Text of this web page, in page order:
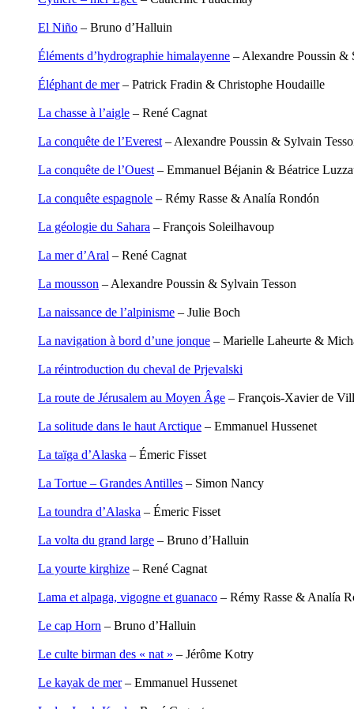
Carbonnaux Stéphan
Carrau Noak
Chérel Guillaume
Chapuis Éric
Chastel Marie
Chenot Philippe
Clémenceau Adrien
Conesa Gabriel
Cotta Jean-Marc
Crane Adrian
Croiziers de Lacvivier Aurélie
Debove Florence
Dedet Christian
Delaunay Matthieu
Delloye Bernard
Descave Nicolas
Desprez Léopoldine
Dubois-Tartacap Nicole
Dugast Stéphane
Edwards Richard
Fisset Émeric
FitzGerald Edward
Foucard Marie
Fraisse Thomas
Fuligni Bruno
Paris
Pays dogon
Pèlerin d�€�Orient
Périple de Sao� Mai
Roues libres
Route de la soie
Route des Amériques
Sahara
Siberut
Sinaï
Spitzberg
Ténéré
Terre Adélie
Terre d�€�Ellesmere
Transsibérien
Yukon
El Niño – Bruno d’Halluin
Éléments d’hydrographie himalayenne – Alexandre Poussin &
Éléphant de mer– Patrick Fradin & Christophe Houdaille
La chasse à l’aigle – René Cagnat
La conquête de l’Everest – Alexandre Poussin & Sylvain
La conquête de l’Ouest – Emmanuel Béjanin & Béatrice
La conquête espagnole – Rémy Rasse & Analía Rondón
La géologie du Sahara – François Soleilhavoup
La mer d’Aral – René Cagnat
La mousson – Alexandre Poussin & Sylvain Tesson
La naissance de l’alpinisme – Julie Boch
La navigation à bord d’une jonque – Marielle Laheurte &
La réintroduction du cheval de Prjevalski
La route de Jérusalem au Moyen Âge – François-Xavier de
La solitude dans le haut Arctique – Emmanuel Hussenet
La taïga d’Alaska – Émeric Fisset
La Tortue – Grandes Antilles – Simon Nancy
La toundra d’Alaska – Émeric Fisset
La volta du grand large – Bruno d’Halluin
La yourte kirghize – René Cagnat
Lama et alpaga, vigogne et guanaco – Rémy Rasse & Analía
Le cap Horn – Bruno d’Halluin
Le culte birman des « nat » – Jérôme Kotry
Le kayak de mer– Emmanuel Hussenet